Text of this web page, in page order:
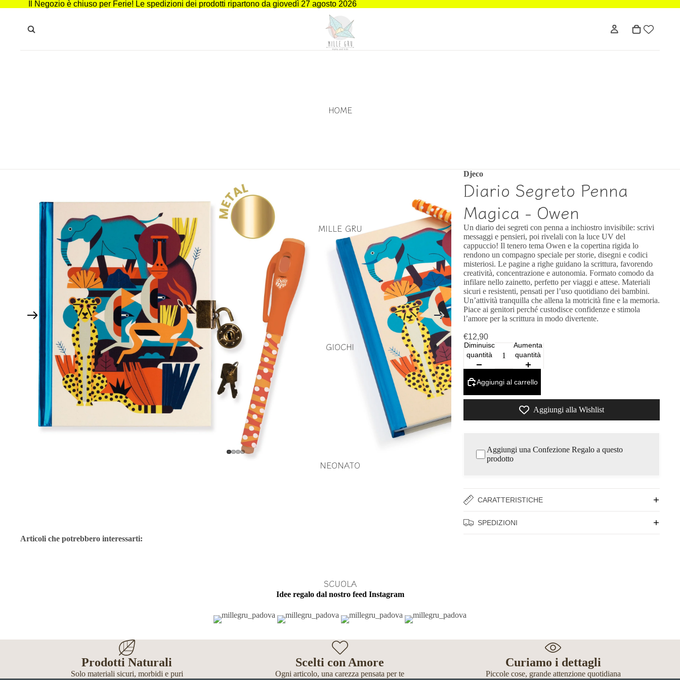
Il Negozio è chiuso per Ferie! Le spedizioni dei prodotti ripartono da giovedì 27 agosto 2026
HOME
MILLE GRU
GIOCHI
NEONATO
SCUOLA
Djeco
Diario Segreto Penna
Magica - Owen
Un diario dei segreti con penna a inchiostro invisibile: scrivi
messaggi e pensieri, poi rivelali con la luce UV del
cappuccio! Il tenero tema Owen e la copertina rigida lo
rendono un compagno speciale per storie, disegni e codici
misteriosi. Le pagine a righe guidano la scrittura, favorendo
creatività, concentrazione e autonomia. Formato comodo da
infilare nello zainetto, perfetto per viaggi e attese. Materiali
sicuri e resistenti, pensati per l’uso quotidiano dei bambini.
Un’attività tranquilla che allena la motricità fine e la memoria.
Piace ai genitori perché custodisce confidenze e stimola
l’amore per la scrittura in modo divertente.
€12,90
Diminuisci
quantità
Aumenta
quantità
Aggiungi al carrello
Aggiungi alla Wishlist
Aggiungi una Confezione Regalo a questo
prodotto
CARATTERISTICHE
SPEDIZIONI
Articoli che potrebbero interessarti:
Idee regalo dal nostro feed Instagram
Prodotti Naturali
Solo materiali sicuri, morbidi e puri
Scelti con Amore
Ogni articolo, una carezza pensata per te
Curiamo i dettagli
Piccole cose, grande attenzione quotidiana